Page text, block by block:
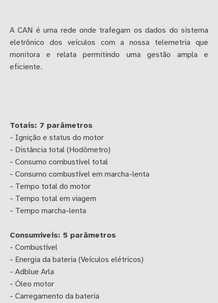
A CAN é uma rede onde trafegam os dados do sistema
eletrônico dos veículos com a nossa telemetria que
monitora e relata permitindo uma gestão ampla e
eficiente.
Totais: 7 parâmetros
- Ignição e status do motor
- Distância total (Hodômetro)
- Consumo combustível total
- Consumo combustível em marcha-lenta
- Tempo total do motor
- Tempo total em viagem
- Tempo marcha-lenta
Consumíveis: 5 parâmetros
- Combustível
- Energia da bateria (Veículos elétricos)
- Adblue Arla
- Óleo motor
- Carregamento da bateria